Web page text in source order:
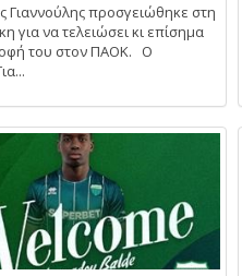
Γιαννούλης προσγειώθηκε στη
για να τελειώσει κι επίσημα
του στον ΠΑΟΚ. Ο